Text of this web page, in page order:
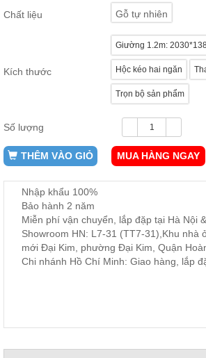
Ăn
kệ
bếp
Công,
Vườn
Phụ
Cây
, đồ
Chất liệu Gỗ tự nhiên
Kích thước
Giường 1.2m:
Hộc kéo hai ngăn
Trọn bộ sản phẩm
Số lượng
THÊM VÀO GIỎ MUA HÀNG NGAY
Nhập khẩu 100%
Bảo hành 2 năm
Miễn phí vận chuyển, lắp đặp tại Hà Nội
Showroom HN: L7-31 (TT7-31),Khu nhà
mới Đại Kim, phường Đại Kim, Quận
Chi nhánh Hồ Chí Minh: Giao hàng, lắp